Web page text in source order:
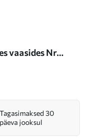
vaasides Nr
Tagasimaksed 30
päeva jooksul